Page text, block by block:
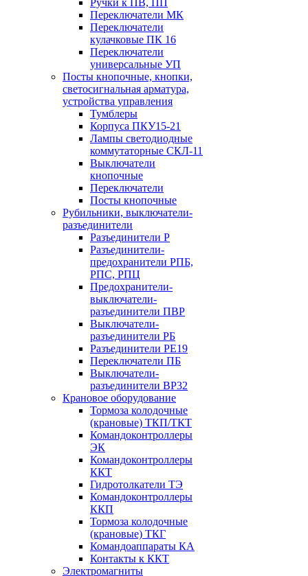
Ручки к ПВ, ПП
Переключатели МК
Переключатели
кулачковые ПК 16
Переключатели
универсальные УП
Посты кнопочные, кнопки,
светосигнальная арматура,
устройства управления
Тумблеры
Корпуса ПКУ15-21
Лампы светодиодные
коммутаторные СКЛ-11
Выключатели
кнопочные
Переключатели
Посты кнопочные
Рубильники, выключатели-
разъединители
Разъединители Р
Разъединители-
предохранители РПБ,
РПС, РПЦ
Предохранители-
выключатели-
разъединители ПВР
Выключатели-
разъединители РБ
Разъединители РЕ19
Переключатели ПБ
Выключатели-
разъединители ВР32
Крановое оборудование
Тормоза колодочные
(крановые) ТКП/ТКТ
Командоконтроллеры
ЭК
Командоконтроллеры
ККТ
Гидротолкатели ТЭ
Командоконтроллеры
ККП
Тормоза колодочные
(крановые) ТКГ
Командоаппараты КА
Контакты к ККТ
Электромагниты